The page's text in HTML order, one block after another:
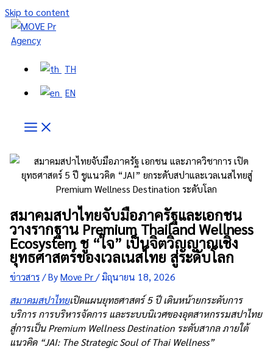
Skip to content
TH
EN
สมาคมสปาไทยจับมือภาครัฐและเอกชน
วางรากฐาน Premium Thailand Wellness
Ecosystem ชู “ใจ” เป็นจิตวิญญาณเชิง
ยุทธศาสตร์ของเวลเนสไทย สู่ระดับโลก
ข่าวสาร/ ByMove Pr/มิถุนายน 18, 2026
สมาคมสปาไทยเปิดแผนยุทธศาสตร์ 5 ปี เดินหน้ายกระดับการ
บริการ การบริหารจัดการ และระบบนิเวศของอุตสาหกรรมสปาไทย
สู่การเป็น Premium Wellness Destination ระดับสากล ภายใต้
แนวคิด “JAI: The Strategic Soul of Thai Wellness”